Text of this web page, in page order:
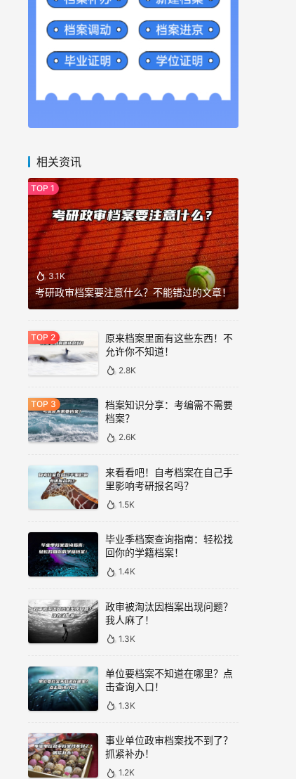
相关资讯
3.1K
考研政审档案要注意什么？不能错过的文章！
原来档案里面有这些东西！不
允许你不知道！
2.8K
档案知识分享：考编需不需要
档案？
2.6K
来看看吧！自考档案在自己手
里影响考研报名吗？
1.5K
毕业季档案查询指南：轻松找
回你的学籍档案！
1.4K
政审被淘汰因档案出现问题？
我人麻了！
1.3K
单位要档案不知道在哪里？点
击查询入口！
1.3K
事业单位政审档案找不到了？
抓紧补办！
1.2K